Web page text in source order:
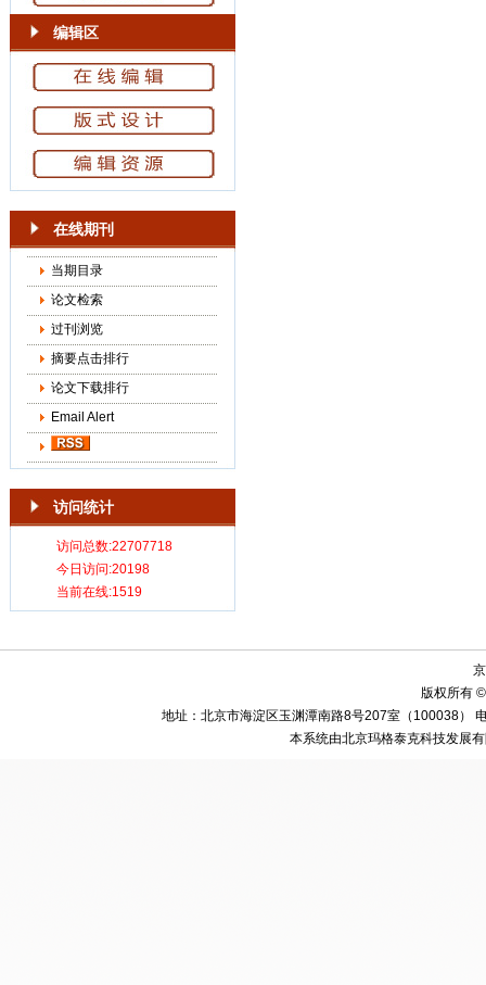
编辑区
在线期刊
当期目录
论文检索
过刊浏览
摘要点击排行
论文下载排行
Email Alert
访问统计
版权所有
地址：北京市海淀区玉渊潭南路8号207室（100038）
本系统由北京玛格泰克科技发展